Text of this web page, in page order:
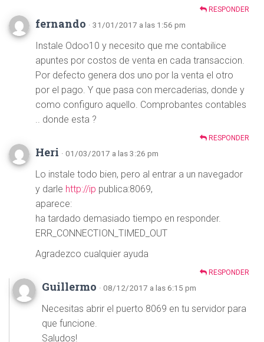
RESPONDER
fernando · 31/01/2017 a las 1:56 pm
Instale Odoo10 y necesito que me contabilice
apuntes por costos de venta en cada transaccion.
Por defecto genera dos uno por la venta el otro
por el pago. Y que pasa con mercaderias, donde y
como configuro aquello. Comprobantes contables
.. donde esta ?
RESPONDER
Heri · 01/03/2017 a las 3:26 pm
Lo instale todo bien, pero al entrar a un navegador
y darle http://ip publica:8069,
aparece:
ha tardado demasiado tiempo en responder.
ERR_CONNECTION_TIMED_OUT
Agradezco cualquier ayuda
RESPONDER
Guillermo · 08/12/2017 a las 6:15 pm
Necesitas abrir el puerto 8069 en tu servidor para
que funcione.
Saludos!